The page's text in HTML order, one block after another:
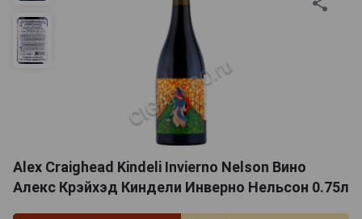
Alex Craighead Kindeli Invierno Nelson Вино
Алекс Крэйхэд Киндели Инверно Нельсон 0.75л